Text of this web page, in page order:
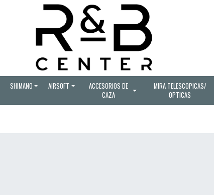
SHIMANO AIRSOFT
ACCESORIOS DE
CAZA
MIRA TELESCOPICAS/
OPTICAS